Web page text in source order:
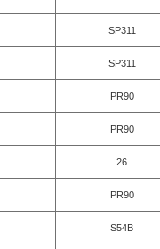
SP311
SP311
PR90
PR90
26
PR90
S54B